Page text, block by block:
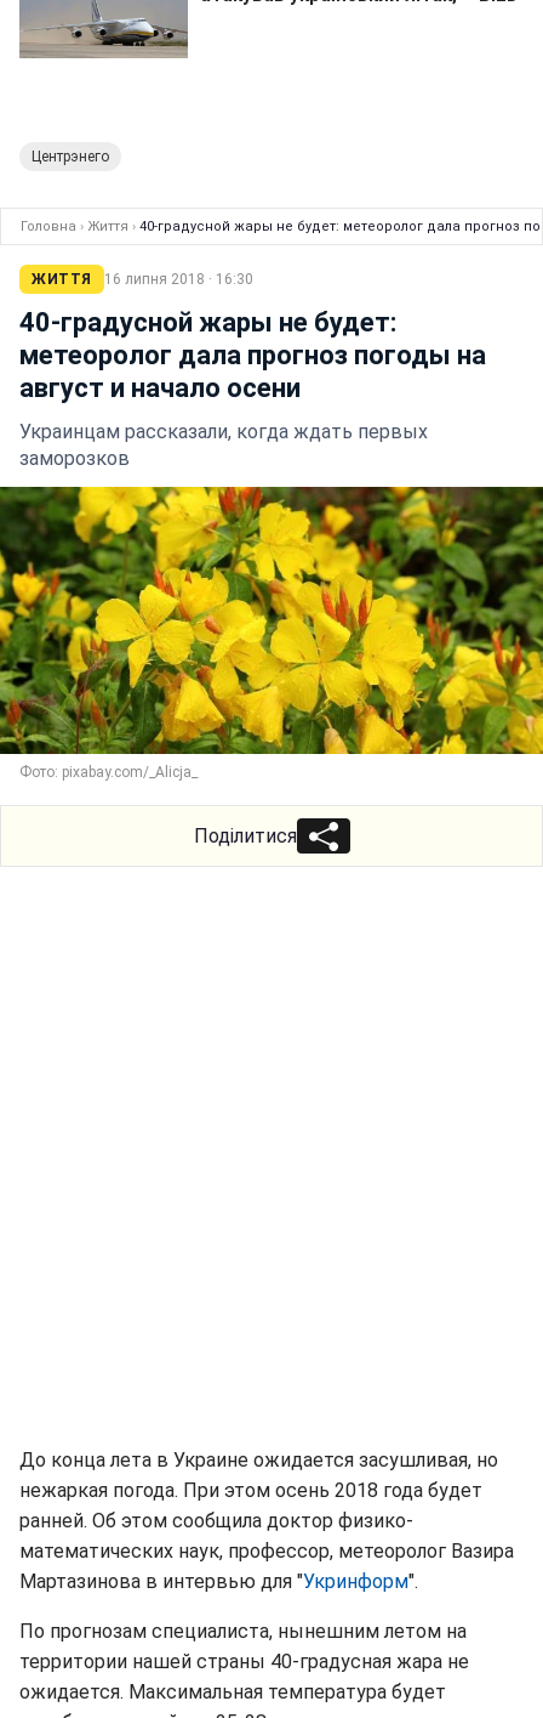
Центрэнего
Головна › Життя › 40-градусной жары не будет: метеоролог дала прогноз
ЖИТТЯ 16 липня 2018 · 16:30
40-градусной жары не будет:
метеоролог дала прогноз погоды на
август и начало осени
Украинцам рассказали, когда ждать первых
заморозков
Фото: pixabay.com/_Alicja_
Поділитися
До конца лета в Украине ожидается засушливая, но
нежаркая погода. При этом осень 2018 года будет
ранней. Об этом сообщила доктор физико-
математических наук, профессор, метеоролог Вазира
Мартазинова в интервью для "Укринформ".
По прогнозам специалиста, нынешним летом на
территории нашей страны 40-градусная жара не
ожидается. Максимальная температура будет